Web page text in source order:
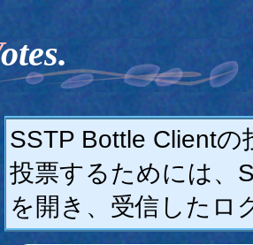
Votes.
SSTP Bottle Client
投票するためには、
を開き、受信したロ